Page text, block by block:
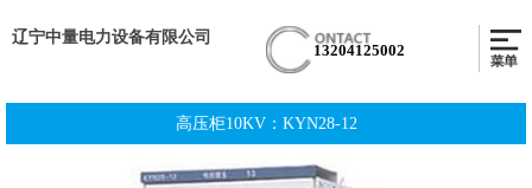
辽宁中量电力设备有限公司
13204125002
高压柜10KV：KYN28-12